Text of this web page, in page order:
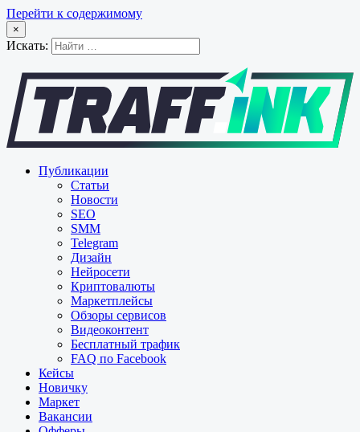
Перейти к содержимому
×
Искать:
Публикации
Статьи
Новости
SEO
SMM
Telegram
Дизайн
Нейросети
Криптовалюты
Маркетплейсы
Обзоры сервисов
Видеоконтент
Бесплатный трафик
FAQ по Facebook
Кейсы
Новичку
Маркет
Вакансии